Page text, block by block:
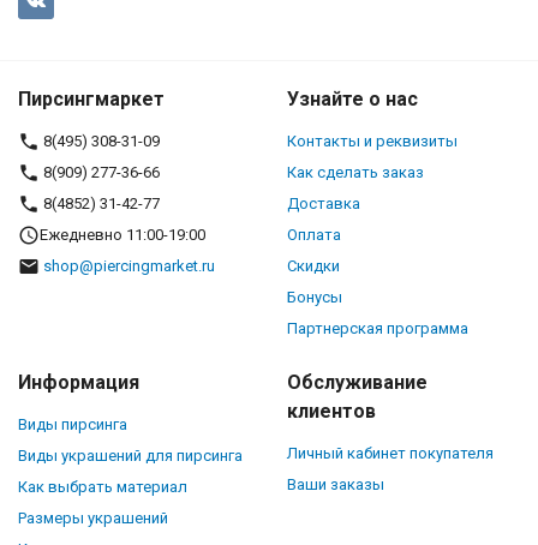
Пирсингмаркет
8(495) 308-31-09
8(909) 277-36-66
8(4852) 31-42-77
Ежедневно 11:00-19:00
shop@piercingmarket.ru
Узнайте о нас
Контакты и реквизиты
Как сделать заказ
Доставка
Оплата
Скидки
Бонусы
Партнерская программа
Информация
Виды пирсинга
Виды украшений для пирсинга
Как выбрать материал
Размеры украшений
Обслуживание
клиентов
Личный кабинет покупателя
Ваши заказы